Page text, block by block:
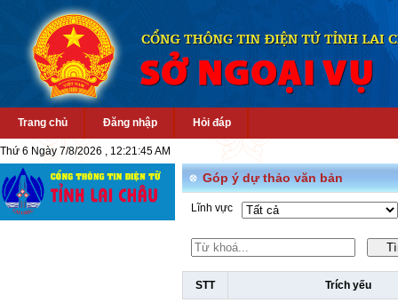
Trang chủ Đăng nhập Hỏi đáp
Thứ 6 Ngày 7/8/2026 , 12:21:46 AM
Góp ý dự thảo văn bản
Lĩnh vực
STT Trích yếu